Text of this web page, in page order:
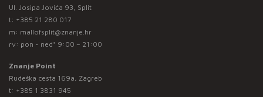
Ul. Josipa Jovića 93, Split
t: +385 21 280 017
m: mallofsplit@znanje.hr
rv: pon - ned* 9:00 – 21:00
Znanje Point
Rudeška cesta 169a, Zagreb
t: +385 1 3831 945